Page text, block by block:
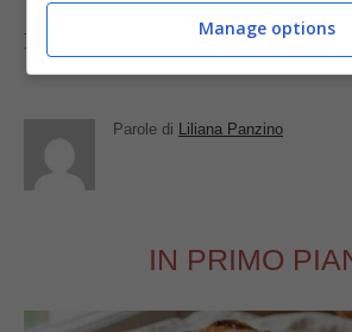
Foto di
Parole di Liliana Panzino
IN PRIMO
Manage options